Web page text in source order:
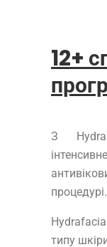
12+
З
процедурі.
типу